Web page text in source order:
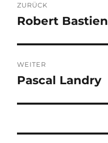
ZURÜCK
Vorheriger
Robert Bastien
WEITER
Nächster
Pascal Landry